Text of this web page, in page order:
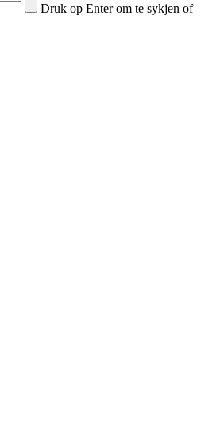
Druk op Enter om te sykjen of